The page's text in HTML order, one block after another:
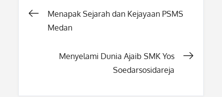
Post
Menapak Sejarah dan Kejayaan PSMS
Medan
Menyelami Dunia Ajaib SMK Yos
Soedarsosidareja